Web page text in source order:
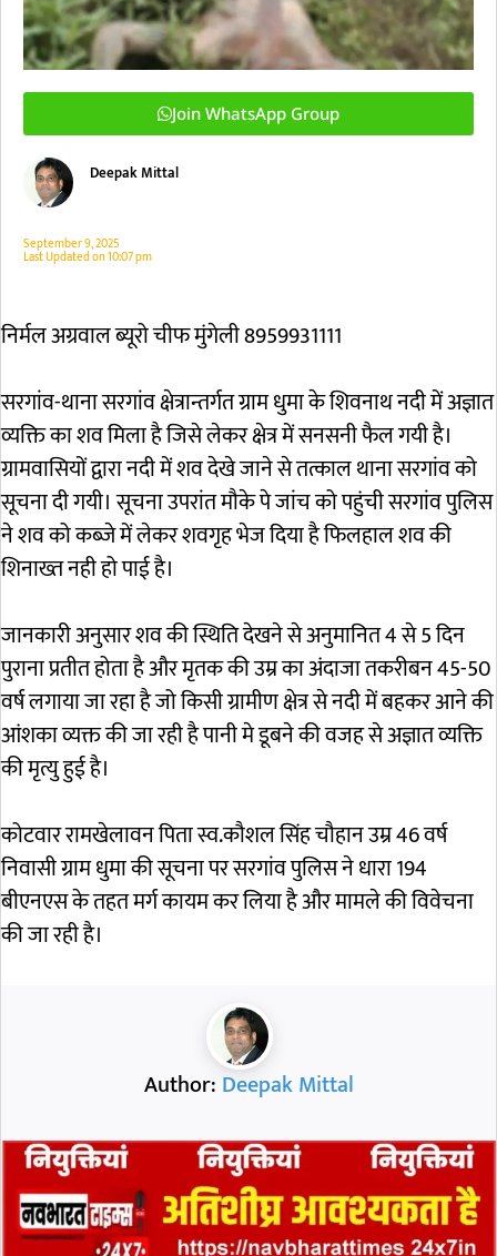
Join WhatsApp Group
Deepak Mittal
September 9, 2025
Last Updated on10:07 pm
निर्मल अग्रवाल ब्यूरो चीफ मुंगेली 8959931111
सरगांव-थाना सरगांव क्षेत्रान्तर्गत ग्राम धुमा के शिवनाथ नदी में अज्ञात
व्यक्ति का शव मिला है जिसे लेकर क्षेत्र में सनसनी फैल गयी है।
ग्रामवासियों द्वारा नदी में शव देखे जाने से तत्काल थाना सरगांव को
सूचना दी गयी। सूचना उपरांत मौके पे जांच को पहुंची सरगांव पुलिस
ने शव को कब्जे में लेकर शवगृह भेज दिया है फिलहाल शव की
शिनाख्त नही हो पाई है।
जानकारी अनुसार शव की स्थिति देखने से अनुमानित 4 से 5 दिन
पुराना प्रतीत होता है और मृतक की उम्र का अंदाजा तकरीबन 45-50
वर्ष लगाया जा रहा है जो किसी ग्रामीण क्षेत्र से नदी में बहकर आने की
आंशका व्यक्त की जा रही है पानी मे डूबने की वजह से अज्ञात व्यक्ति
की मृत्यु हुई है।
कोटवार रामखेलावन पिता स्व.कौशल सिंह चौहान उम्र 46 वर्ष
निवासी ग्राम धुमा की सूचना पर सरगांव पुलिस ने धारा 194
बीएनएस के तहत मर्ग कायम कर लिया है और मामले की विवेचना
की जा रही है।
Author: Deepak Mittal